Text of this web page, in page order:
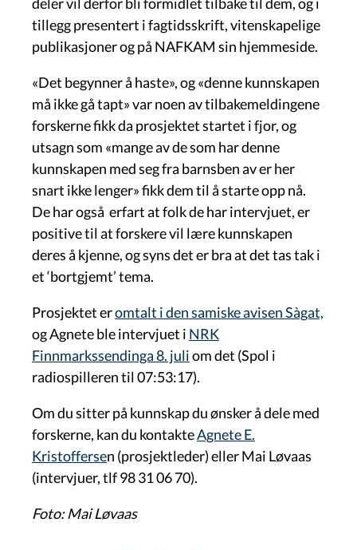
tillegg presentert i fagtidsskrift, vitenskapelige
publikasjoner og på NAFKAM sin hjemmeside.
«Det begynner å haste», og «denne kunnskapen
må ikke gå tapt» var noen av tilbakemeldingene
forskerne fikk da prosjektet startet i fjor, og
utsagn som «mange av de som har denne
kunnskapen med seg fra barnsben av er her
snart ikke lenger» fikk dem til å starte opp nå.
De har også erfart at folk de har intervjuet, er
positive til at forskere vil lære kunnskapen
deres å kjenne, og syns det er bra at det tas tak i
et ‘bortgjemt’ tema.
Prosjektet eromtalt i den samiske avisen Sàgat,
og Agnete ble intervjuet i NRK
Finnmarkssendinga 8. juliom det (Spol i
radiospilleren til07:53:17).
Om du sitter på kunnskap du ønsker å dele med
forskerne, kan du kontakteAgnete E.
Kristoffersen (prosjektleder) eller Mai Løvaas
(intervjuer, tlf 98 31 06 70).
Foto: Mai Løvaas